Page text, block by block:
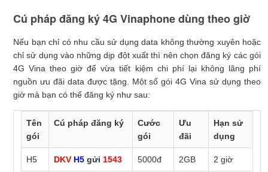
ngày
D60G DKV D60Ggửi1543 60GB 120.000đ
30
ngày
BIG70 DKV BIG70gửi1543 15GB 70.000đ
30
Cú pháp đăng ký 4G Vinaphone dùng theo giờ
Nếu bạn chỉ có nhu cầu sử dụng data không thường xuyên hoặc
chỉ sử dụng vào những dịp đột xuất thì nên chọn đăng ký các gói
4G Vina theo giờ để vừa tiết kiệm chi phí lại không lãng phí
nguồn ưu đãi data được tặng. Một số gói 4G Vina sử dụng theo
giờ mà bạn có thể đăng ký như sau:
Tên
gói
Cú pháp đăng ký
Cước
gói
Ưu
đãi
Hạn sử
dụng
H5 DKV H5 gửi 1543 5000đ 2GB 2 giờ